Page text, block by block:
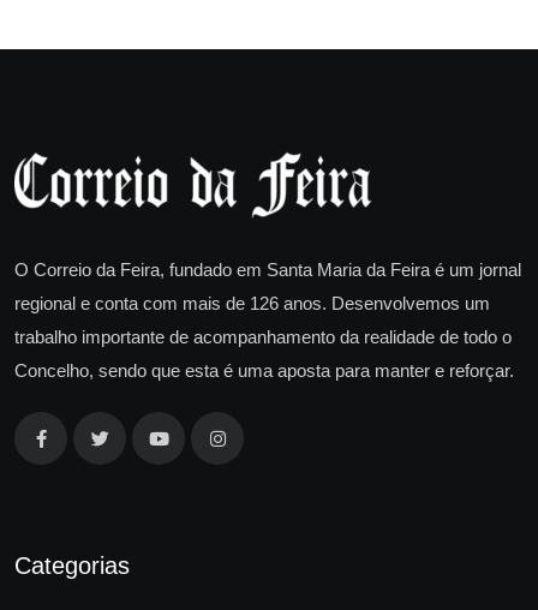
O Correio da Feira, fundado em Santa Maria da Feira é um jornal
regional e conta com mais de 126 anos. Desenvolvemos um
trabalho importante de acompanhamento da realidade de todo o
Concelho, sendo que esta é uma aposta para manter e reforçar.
Categorias